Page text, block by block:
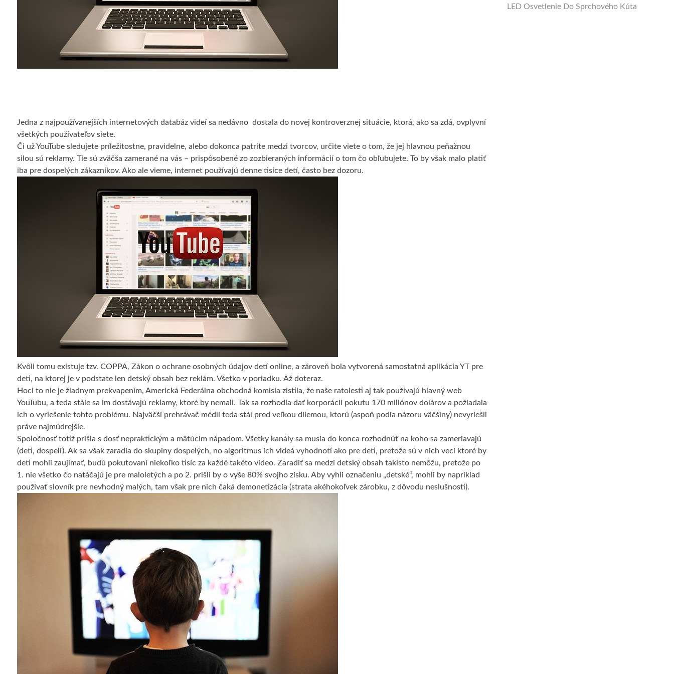
Jedna z najpoužívanejších internetových databáz videí sa nedávno dostala do novej kontroverznej situácie, ktorá, ako sa zdá, ovplyvní
všetkých používateľov siete.
Či už YouTube sledujete príležitostne, pravidelne, alebo dokonca patríte medzi tvorcov, určite viete o tom, že jej hlavnou peňažnou
silou sú reklamy. Tie sú zväčša zamerané na vás – prispôsobené zo zozbieraných informácií o tom čo obľubujete. To by však malo platiť
iba pre dospelých zákazníkov. Ako ale vieme, internet používajú denne tisíce detí, často bez dozoru.
Kvôli tomu existuje tzv. COPPA, Zákon o ochrane osobných údajov detí online, a zároveň bola vytvorená samostatná aplikácia YT pre
deti, na ktorej je v podstate len detský obsah bez reklám. Všetko v poriadku. Až doteraz.
Hoci to nie je žiadnym prekvapením, Americká Federálna obchodná komisia zistila, že naše ratolesti aj tak používajú hlavný web
YouTubu, a teda stále sa im dostávajú reklamy, ktoré by nemali. Tak sa rozhodla dať korporácii pokutu 170 miliónov dolárov a požiadala
ich o vyriešenie tohto problému. Najväčší prehrávač médií teda stál pred veľkou dilemou, ktorú (aspoň podľa názoru väčšiny) nevyriešil
práve najmúdrejšie.
Spoločnosť totiž prišla s dosť nepraktickým a mätúcim nápadom. Všetky kanály sa musia do konca rozhodnúť na koho sa zameriavajú
(deti, dospelí). Ak sa však zaradia do skupiny dospelých, no algoritmus ich videá vyhodnotí ako pre deti, pretože sú v nich veci ktoré by
deti mohli zaujímať, budú pokutovaní niekoľko tisíc za každé takéto video. Zaradiť sa medzi detský obsah takisto nemôžu, pretože po
1. nie všetko čo natáčajú je pre maloletých a po 2. prišli by o vyše 80% svojho zisku. Aby vyhli označeniu „detské“, mohli by napríklad
používať slovník pre nevhodný malých, tam však pre nich čaká demonetizácia (strata akéhokoľvek zárobku, z dôvodu neslušnosti).
LED Osvetlenie Do Sprchového Kúta